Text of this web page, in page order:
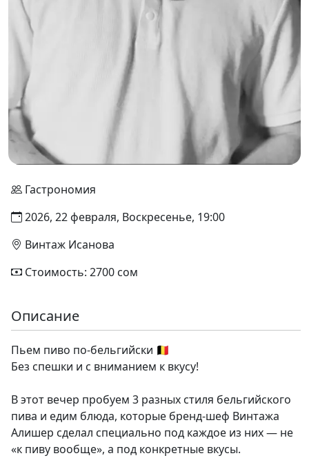
Гастрономия
2026, 22 февраля, Воскресенье, 19:00
Винтаж Исанова
Стоимость: 2700 сом
Описание
Пьем пиво по-бельгийски 🇧🇪
Без спешки и с вниманием к вкусу!
В этот вечер пробуем 3 разных стиля бельгийского
пива и едим блюда, которые бренд-шеф Винтажа
Алишер сделал специально под каждое из них — не
«к пиву вообще», а под конкретные вкусы.